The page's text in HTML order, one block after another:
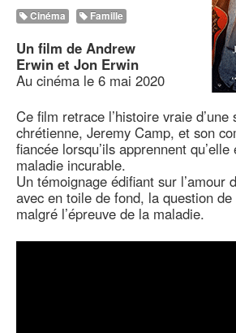
Je donne
Annuaire/Contact
Cinéma Famille
Un film de Andrew
Erwin et Jon Erwin
Au cinéma le 6 mai 2020
Ce film retrace l’histoire vraie
chrétienne, Jeremy Camp, et son
fiancée lorsqu’ils apprennent qu’elle
maladie incurable.
Un témoignage édifiant sur l’amour
avec en toile de fond, la question
malgré l’épreuve de la maladie.